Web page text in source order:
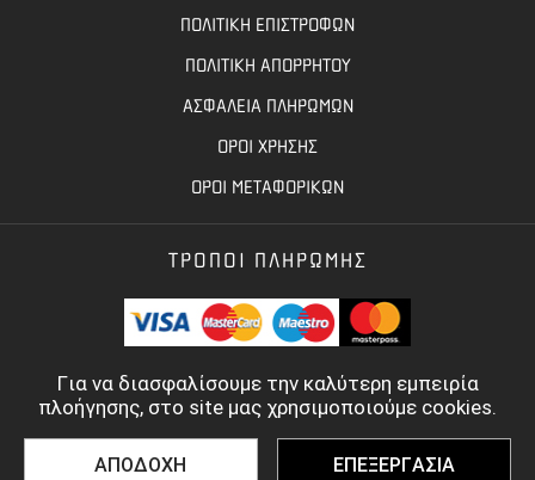
Για να διασφαλίσουμε την καλύτερη εμπειρία
πλοήγησης, στο site μας χρησιμοποιούμε cookies.
ΑΠΟΔΟΧΗ ΕΠΕΞΕΡΓΑΣΙΑ
ΠΟΛΙΤΙΚΗ ΕΠΙΣΤΡΟΦΩΝ
ΠΟΛΙΤΙΚΗ ΑΠΟΡΡΗΤΟΥ
ΑΣΦΑΛΕΙΑ ΠΛΗΡΩΜΩΝ
ΟΡΟΙ ΧΡΗΣΗΣ
ΟΡΟΙ ΜΕΤΑΦΟΡΙΚΩΝ
ΤΡΟΠΟΙ ΠΛΗΡΩΜΗΣ
© 2022 - 2026 - ALL RIGHTS RESERVED